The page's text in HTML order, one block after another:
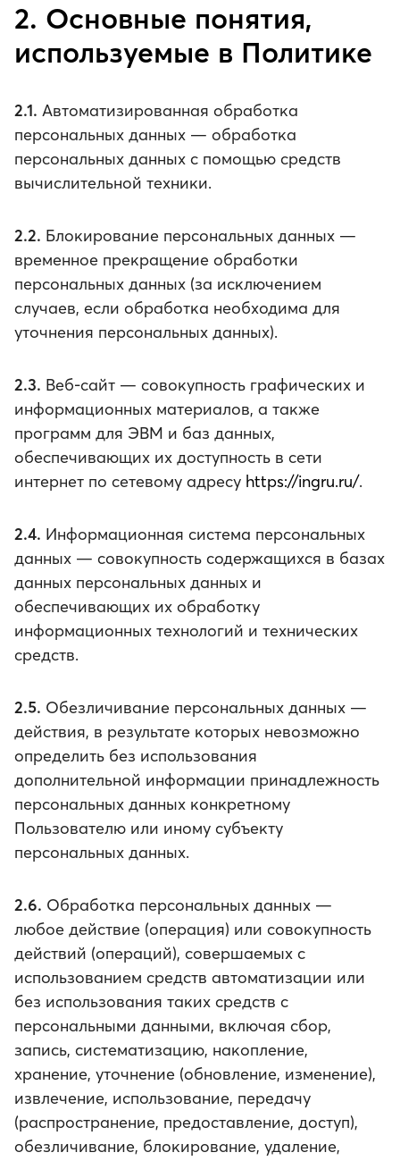
2. Основные понятия,
используемые в Политике
2.1. Автоматизированная обработка
персональных данных — обработка
персональных данных с помощью средств
вычислительной техники.
2.2. Блокирование персональных данных —
временное прекращение обработки
персональных данных (за исключением
случаев, если обработка необходима для
уточнения персональных данных).
2.3. Веб-сайт — совокупность графических и
информационных материалов, а также
программ для ЭВМ и баз данных,
обеспечивающих их доступность в сети
интернет по сетевому адресу https://ingru.ru/.
2.4. Информационная система персональных
данных — совокупность содержащихся в базах
данных персональных данных и
обеспечивающих их обработку
информационных технологий и технических
средств.
2.5. Обезличивание персональных данных —
действия, в результате которых невозможно
определить без использования
дополнительной информации принадлежность
персональных данных конкретному
Пользователю или иному субъекту
персональных данных.
2.6. Обработка персональных данных —
любое действие (операция) или совокупность
действий (операций), совершаемых с
использованием средств автоматизации или
без использования таких средств с
персональными данными, включая сбор,
запись, систематизацию, накопление,
хранение, уточнение (обновление, изменение),
извлечение, использование, передачу
(распространение, предоставление, доступ),
обезличивание, блокирование, удаление,